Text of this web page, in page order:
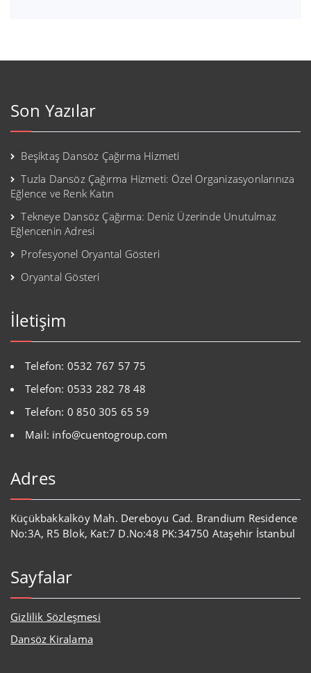
Son Yazılar
Beşiktaş Dansöz Çağırma Hizmeti
Tuzla Dansöz Çağırma Hizmeti: Özel Organizasyonlarınıza
Eğlence ve Renk Katın
Tekneye Dansöz Çağırma: Deniz Üzerinde Unutulmaz
Eğlencenin Adresi
Profesyonel Oryantal Gösteri
Oryantal Gösteri
İletişim
Telefon: 0532 767 57 75
Telefon: 0533 282 78 48
Telefon: 0 850 305 65 59
Mail: info@cuentogroup.com
Adres
Küçükbakkalköy Mah. Dereboyu Cad. Brandium Residence
No:3A, R5 Blok, Kat:7 D.No:48 PK:34750 Ataşehir İstanbul
Sayfalar
Gizlilik Sözleşmesi
Dansöz Kiralama